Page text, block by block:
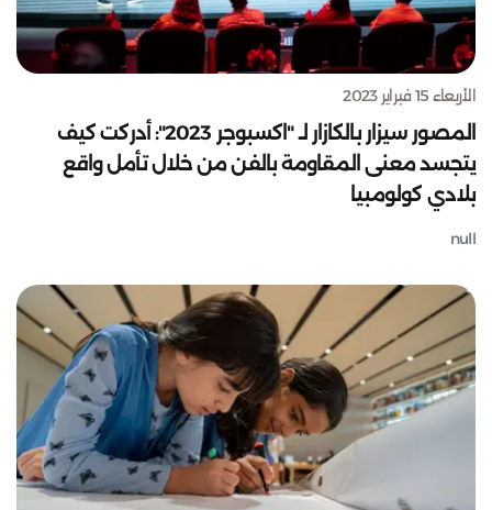
الأربعاء 15 فبراير 2023
المصور سيزار بالكازار لـ "اكسبوجر 2023": أدركت كيف
يتجسد معنى المقاومة بالفن من خلال تأمل واقع
بلادي كولومبيا
null